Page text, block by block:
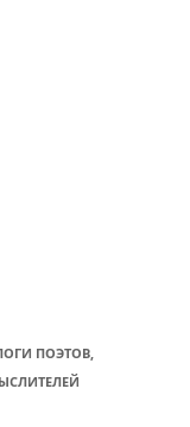
ПОЭТОВ,